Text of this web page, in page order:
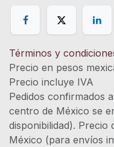
Términos y
Precio en pesos
Precio
Pedidos confirmados
centro de México se
disponibilidad). Precio
México (para envíos